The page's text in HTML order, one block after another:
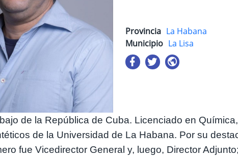
Provincia La Habana
Municipio La Lisa
de la República de Cuba. Licenciado en
de la Universidad de La Habana. Por su
fue Vicedirector General y, luego, Director